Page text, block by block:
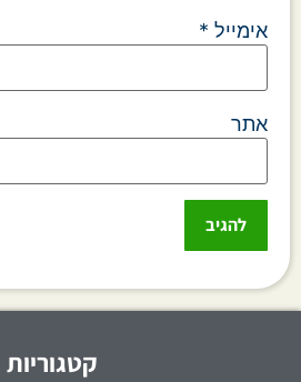
אימייל *
אתר
קטגוריות